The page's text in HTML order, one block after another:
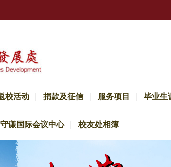
校活动 捐款及征信 服务项目 毕业生
守谦国际会议中心 校友处相簿